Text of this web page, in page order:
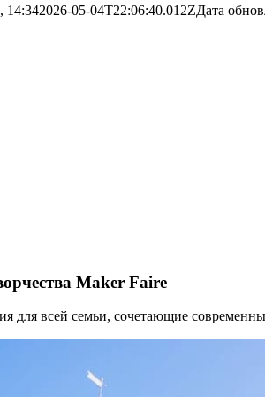
14:342026-05-04T22:06:40.012ZДата
Maker Faire
для всей семьи, сочетающие